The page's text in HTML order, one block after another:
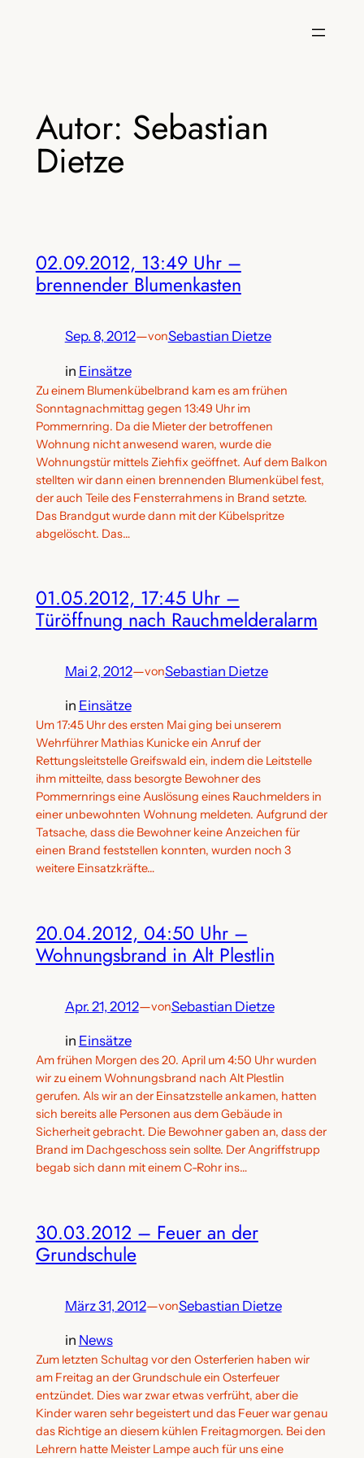
Autor: Sebastian
Dietze
02.09.2012, 13:49 Uhr –
brennender Blumenkasten
Sep. 8, 2012—vonSebastian Dietze
in Einsätze
Zu einem Blumenkübelbrand kam es am frühen
Sonntagnachmittag gegen 13:49 Uhr im
Pommernring. Da die Mieter der betroffenen
Wohnung nicht anwesend waren, wurde die
Wohnungstür mittels Ziehfix geöffnet. Auf dem Balkon
stellten wir dann einen brennenden Blumenkübel fest,
der auch Teile des Fensterrahmens in Brand setzte.
Das Brandgut wurde dann mit der Kübelspritze
abgelöscht. Das…
01.05.2012, 17:45 Uhr –
Türöffnung nach Rauchmelderalarm
Mai 2, 2012—vonSebastian Dietze
in Einsätze
Um 17:45 Uhr des ersten Mai ging bei unserem
Wehrführer Mathias Kunicke ein Anruf der
Rettungsleitstelle Greifswald ein, indem die Leitstelle
ihm mitteilte, dass besorgte Bewohner des
Pommernrings eine Auslösung eines Rauchmelders in
einer unbewohnten Wohnung meldeten. Aufgrund der
Tatsache, dass die Bewohner keine Anzeichen für
einen Brand feststellen konnten, wurden noch 3
weitere Einsatzkräfte…
20.04.2012, 04:50 Uhr –
Wohnungsbrand in Alt Plestlin
Apr. 21, 2012—vonSebastian Dietze
in Einsätze
Am frühen Morgen des 20. April um 4:50 Uhr wurden
wir zu einem Wohnungsbrand nach Alt Plestlin
gerufen. Als wir an der Einsatzstelle ankamen, hatten
sich bereits alle Personen aus dem Gebäude in
Sicherheit gebracht. Die Bewohner gaben an, dass der
Brand im Dachgeschoss sein sollte. Der Angriffstrupp
begab sich dann mit einem C-Rohr ins…
30.03.2012 – Feuer an der
Grundschule
März 31, 2012—vonSebastian Dietze
in News
Zum letzten Schultag vor den Osterferien haben wir
am Freitag an der Grundschule ein Osterfeuer
entzündet. Dies war zwar etwas verfrüht, aber die
Kinder waren sehr begeistert und das Feuer war genau
das Richtige an diesem kühlen Freitagmorgen. Bei den
Lehrern hatte Meister Lampe auch für uns eine